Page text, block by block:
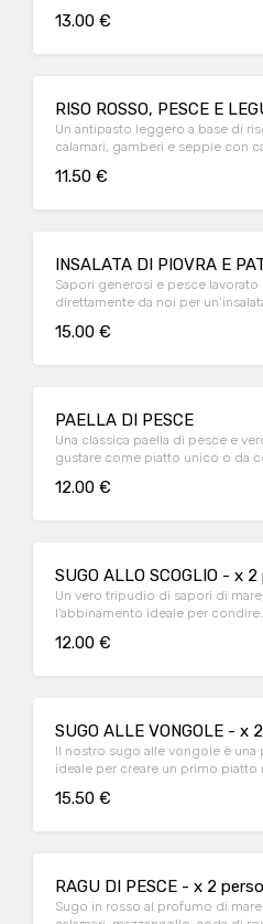
13.00 €
RISO ROSSO, PESCE E
Un antipasto leggero a base di
calamari, gamberi e seppie con
11.50 €
INSALATA DI PIOVRA E
Sapori generosi e pesce lavorato
direttamente da noi per
15.00 €
PAELLA DI PESCE
Una classica paella di pesce e
gustare come piatto unico o da
12.00 €
SUGO ALLO SCOGLIO - x
Un vero tripudio di sapori di mare,
l’abbinamento ideale per condire
12.00 €
SUGO ALLE VONGOLE - x
Il nostro sugo alle vongole è una
ideale per creare un primo piatto
15.50 €
RAGU DI PESCE - x 2
Sugo in rosso al profumo di